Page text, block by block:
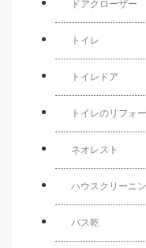
ドアクローザー
トイレ
トイレドア
トイレのリフォ
ネオレスト
ハウスクリーニ
バス乾